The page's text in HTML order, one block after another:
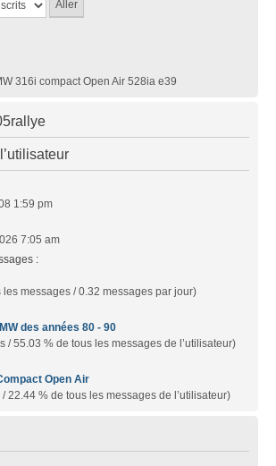
316i compact Open Air 528ia e39
1:59 pm
7:05 am
:
les messages / 0.32 messages par jour)
des années 80 - 90
/ 55.03 % de tous les messages de l’utilisateur)
Open Air
22.44 % de tous les messages de l’utilisateur)